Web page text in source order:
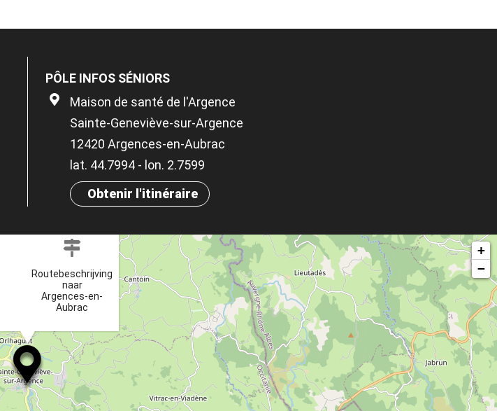
PÔLE INFOS SÉNIORS
Maison de santé de l'Argence
Sainte-Geneviève-sur-Argence
12420 Argences-en-Aubrac
lat. 44.7994 - lon. 2.7599
Obtenir l'itinéraire
Routebeschrijving
naar
Argences-en-
Aubrac
+
−